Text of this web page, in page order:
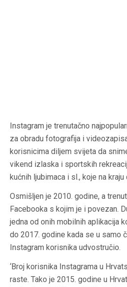
Instagram je trenutačno
za obradu fotografija i
korisnicima diljem svijeta da
vikend izlaska i sportskih
kućnih ljubimaca i sl., koje na
Osmišljen je 2010. godine, a
Facebooka s kojim je i povezan.
jedna od onih mobilnih aplikacija
do 2017. godine kada se u samo
Instagram korisnika udvostručio.
‘Broj korisnika Instagrama u
raste. Tako je 2015. godine u